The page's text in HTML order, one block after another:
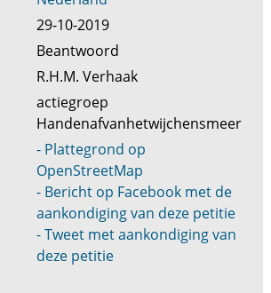
29-10-2019
Beantwoord
R.H.M. Verhaak
actiegroep
Handenafvanhetwijchensmeer
- Plattegrond op
OpenStreetMap
- Bericht op Facebook met de
aankondiging van deze petitie
- Tweet met aankondiging van
deze petitie